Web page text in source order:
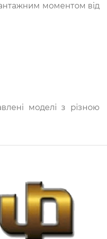
моментом від
моделі з різною